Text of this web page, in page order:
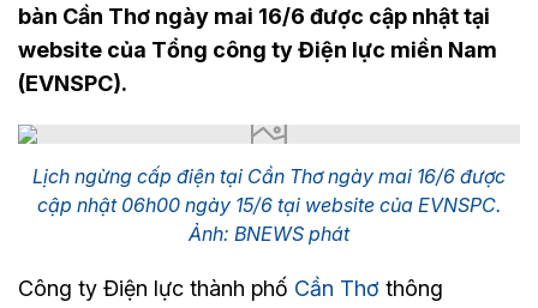
bàn Cần Thơ ngày mai 16/6 được cập nhật tại
website của Tổng công ty Điện lực miền Nam
(EVNSPC).
Lịch ngừng cấp điện tại Cần Thơ ngày mai 16/6 được
cập nhật 06h00 ngày 15/6 tại website của EVNSPC.
Ảnh: BNEWS phát
Công ty Điện lực thành phố Cần Thơ thông